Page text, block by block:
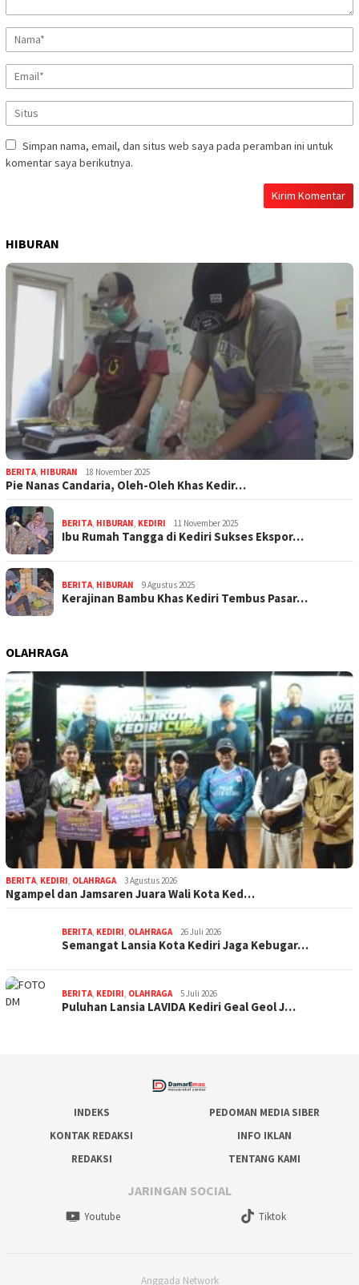
Simpan nama, email, dan situs web saya pada peramban ini untuk
komentar saya berikutnya.
HIBURAN
BERITA, HIBURAN 18 November 2025
Pie Nanas Candaria, Oleh-Oleh Khas Kedir…
BERITA, HIBURAN, KEDIRI 11 November 2025
Ibu Rumah Tangga di Kediri Sukses Ekspor…
BERITA, HIBURAN 9 Agustus 2025
Kerajinan Bambu Khas Kediri Tembus Pasar…
OLAHRAGA
BERITA, KEDIRI, OLAHRAGA 3 Agustus 2026
Ngampel dan Jamsaren Juara Wali Kota Ked…
BERITA, KEDIRI, OLAHRAGA 26 Juli 2026
Semangat Lansia Kota Kediri Jaga Kebugar…
BERITA, KEDIRI, OLAHRAGA 5 Juli 2026
Puluhan Lansia LAVIDA Kediri Geal Geol J…
INDEKS
PEDOMAN MEDIA SIBER
KONTAK REDAKSI
INFO IKLAN
REDAKSI
TENTANG KAMI
JARINGAN SOCIAL
Youtube Tiktok
Anggada Network